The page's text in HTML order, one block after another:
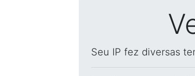
Seu IP fez diversas